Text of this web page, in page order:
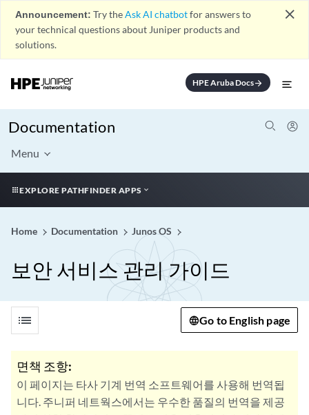
Announcement: Try theAsk AI chatbotfor answers to
your technical questions about Juniper products and
solutions.
close
HPE Aruba Docsarrow_forward
Documentation
Menu
EXPLORE PATHFINDER APPS
Home Documentation Junos OS
보안 서비스 관리 가이드
list Go to English page
면책 조항:
이 페이지는 타사 기계 번역 소프트웨어를 사용해 번역됩
니다. 주니퍼 네트웍스에서는 우수한 품질의 번역을 제공